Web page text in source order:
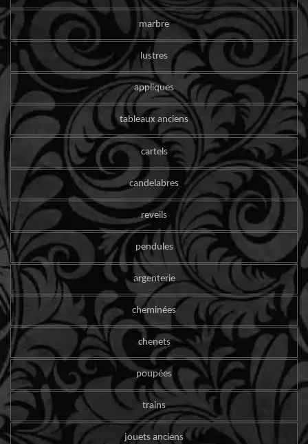
marbre
lustres
appliques
tableaux anciens
cartels
candelabres
reveils
pendules
argenterie
cheminées
chenets
poupées
trains
jouets anciens